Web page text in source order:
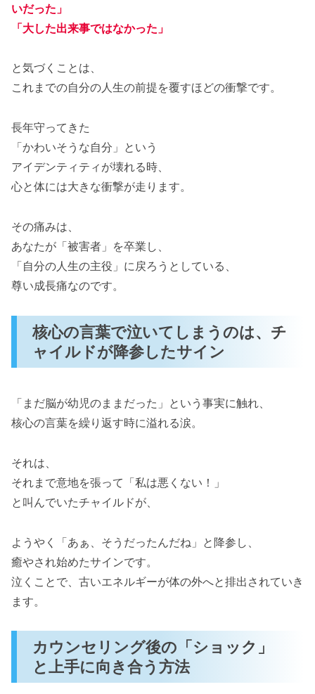
いだった」
「大した出来事ではなかった」
と気づくことは、
これまでの自分の人生の前提を覆すほどの衝撃です。
長年守ってきた
「かわいそうな自分」という
アイデンティティが壊れる時、
心と体には大きな衝撃が走ります。
その痛みは、
あなたが「被害者」を卒業し、
「自分の人生の主役」に戻ろうとしている、
尊い成長痛なのです。
核心の言葉で泣いてしまうのは、チ
ャイルドが降参したサイン
「まだ脳が幼児のままだった」という事実に触れ、
核心の言葉を繰り返す時に溢れる涙。
それは、
それまで意地を張って「私は悪くない！」
と叫んでいたチャイルドが、
ようやく「あぁ、そうだったんだね」と降参し、
癒やされ始めたサインです。
泣くことで、古いエネルギーが体の外へと排出されていき
ます。
カウンセリング後の「ショック」
と上手に向き合う方法